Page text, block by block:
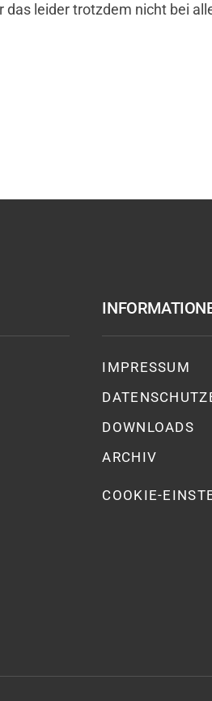
leider trotzdem nicht bei
IMPRESSUM
DOWNLOADS
ARCHIV
COOKIE-